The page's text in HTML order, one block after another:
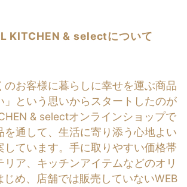
KITCHEN & selectについて
のお客様に暮らしに幸せを運ぶ商品
」という思いからスタートしたのが
& selectオンラインショップで
を通して、生活に寄り添う心地よい
しています。手に取りやすい価格帯
リア、キッチンアイテムなどのオリ
じめ、店舗では販売していないWEB